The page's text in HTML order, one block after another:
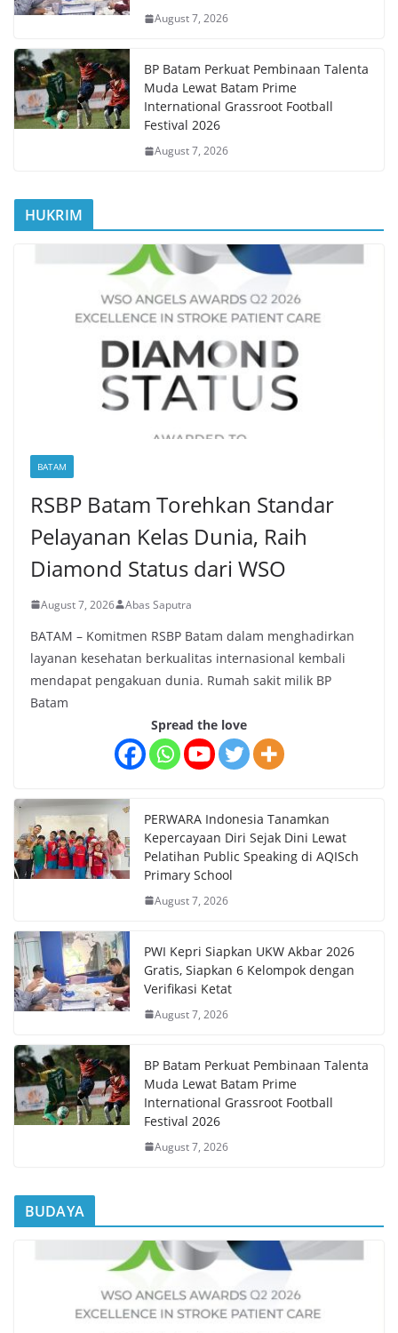
August 7, 2026
BP Batam Perkuat Pembinaan Talenta
Muda Lewat Batam Prime
International Grassroot Football
Festival 2026
August 7, 2026
HUKRIM
BATAM
RSBP Batam Torehkan Standar
Pelayanan Kelas Dunia, Raih
Diamond Status dari WSO
August 7, 2026 Abas Saputra
BATAM – Komitmen RSBP Batam dalam menghadirkan
layanan kesehatan berkualitas internasional kembali
mendapat pengakuan dunia. Rumah sakit milik BP
Batam
Spread the love
PERWARA Indonesia Tanamkan
Kepercayaan Diri Sejak Dini Lewat
Pelatihan Public Speaking di AQISch
Primary School
August 7, 2026
PWI Kepri Siapkan UKW Akbar 2026
Gratis, Siapkan 6 Kelompok dengan
Verifikasi Ketat
August 7, 2026
BP Batam Perkuat Pembinaan Talenta
Muda Lewat Batam Prime
International Grassroot Football
Festival 2026
August 7, 2026
BUDAYA